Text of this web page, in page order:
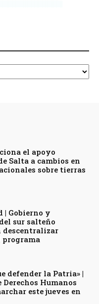
el apoyo
Salta a cambios en
sobre tierras
| Gobierno y
sur salteño
defender la Patria» |
Derechos Humanos
este jueves en